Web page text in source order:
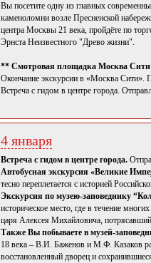
Вы посетите одну из главных
каменоломни возле Пресненской
центра Москвы 21 века, пройдёте по
Эрнста Неизвестного "Древо жизни".
** Смотровая площадка Москва Сити
Окончание экскурсии в «Москва Сити».
Встреча с гидом в центре города.
4 января
Встреча с гидом в центре города.
Автобусная экскурсия «Великие
тесно переплетается с историей
Экскурсия по музею-заповеднику
историческое место, где в течение
царя Алексея Михайловича,
Также Вы побываете в музей-
18 века – В.И. Баженов и М.Ф. Казаков
восстановленный дворец и